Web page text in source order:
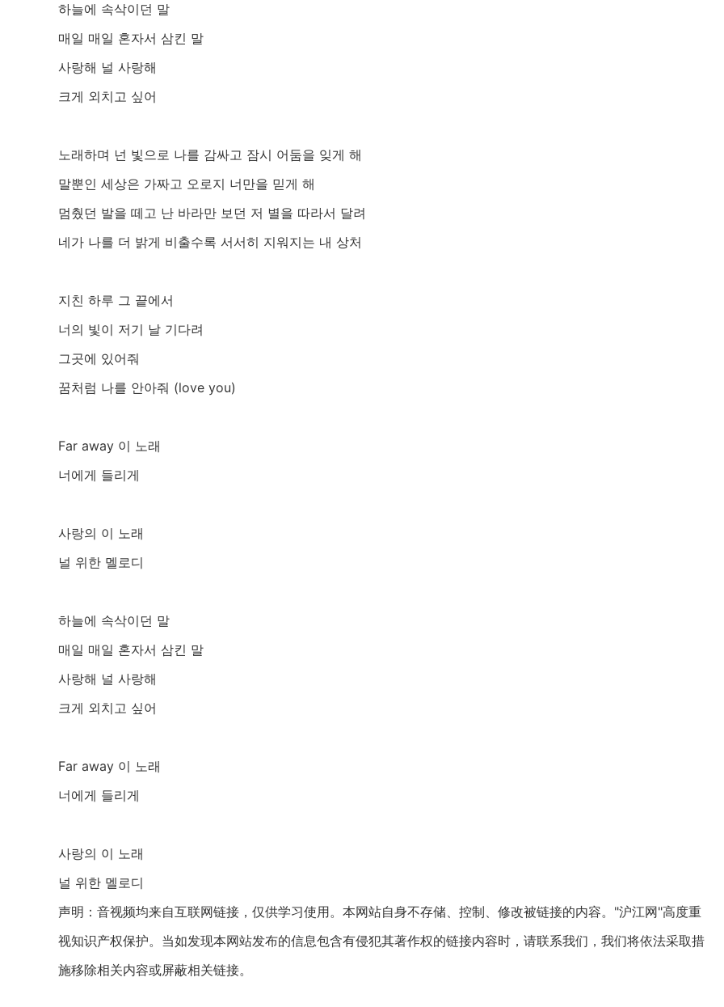
하늘에 속삭이던 말
매일 매일 혼자서 삼킨 말
사랑해 널 사랑해
크게 외치고 싶어
노래하며 넌 빛으로 나를 감싸고 잠시 어둠을 잊게 해
말뿐인 세상은 가짜고 오로지 너만을 믿게 해
멈췄던 발을 떼고 난 바라만 보던 저 별을 따라서 달려
네가 나를 더 밝게 비출수록 서서히 지워지는 내 상처
지친 하루 그 끝에서
너의 빛이 저기 날 기다려
그곳에 있어줘
꿈처럼 나를 안아줘 (love you)
Far away 이 노래
너에게 들리게
사랑의 이 노래
널 위한 멜로디
하늘에 속삭이던 말
매일 매일 혼자서 삼킨 말
사랑해 널 사랑해
크게 외치고 싶어
Far away 이 노래
너에게 들리게
사랑의 이 노래
널 위한 멜로디
声明：音视频均来自互联网链接，仅供学习使用。本网站自身不存储、控制、修改被链接的内容。"沪江网"高度重
视知识产权保护。当如发现本网站发布的信息包含有侵犯其著作权的链接内容时，请联系我们，我们将依法采取措
施移除相关内容或屏蔽相关链接。